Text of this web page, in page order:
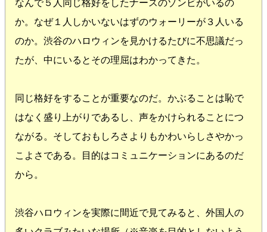
なんで５人同じ格好をしたナースのゾンビがいるの
か。なぜ１人しかいないはずのウォーリーが３人いる
のか。渋谷のハロウィンを見かけるたびに不思議だっ
たが、中にいるとその理屈はわかってきた。
同じ格好をすることが重要なのだ。かぶることは恥で
はなく盛り上がりであるし、声をかけられることにつ
ながる。そしておもしろさよりもかわいらしさやかっ
こよさである。目的はコミュニケーションにあるのだ
から。
渋谷ハロウィンを実際に間近で見てみると、外国人の